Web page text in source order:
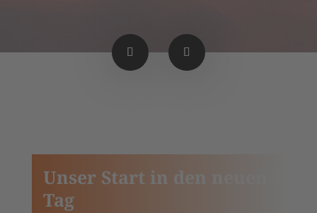
Unser Start in den neuen
Tag